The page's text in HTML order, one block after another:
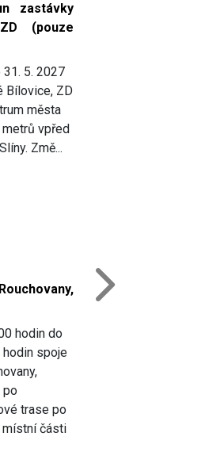
zastávky
(pouze
31. 5. 2027
Bílovice, ZD
města
vpřed
Změ...
hodin do
hodin spoje
po
trase po
místní části